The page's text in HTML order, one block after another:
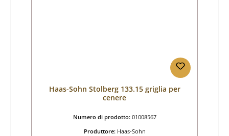
Haas-Sohn Stolberg 133.15 griglia per
cenere
Numero di prodotto: 01008567
Produttore: Haas-Sohn